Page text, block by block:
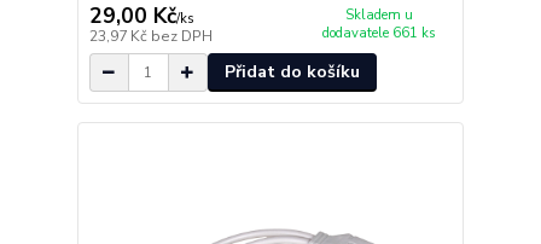
29,00 Kč/ks
23,97 Kč bez DPH
Skladem u
dodavatele 661 ks
Přidat do košíku